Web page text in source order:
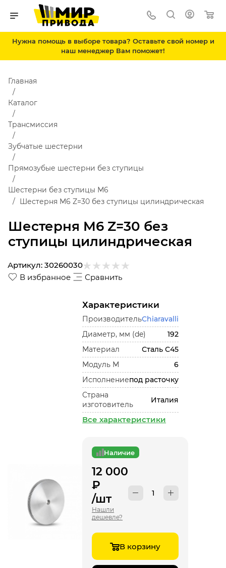
Нужна помощь в выборе товара? Оставьте свой номер и
наш менеджер Вам поможет!
Шестерня M6 Z=30 без
ступицы цилиндрическая
Главная
Каталог
Трансмиссия
Зубчатые шестерни
Прямозубые шестерни без ступицы
Шестерни без ступицы М6
Шестерня M6 Z=30 без ступицы цилиндрическая
В избранное Сравнить
Артикул: 30260030
Характеристики
ПроизводительChiaravalli
Диаметр, мм (de)
192
Материал
Сталь С45
Модуль М
6
Исполнениепод расточку
Страна
изготовитель
Италия
Все характеристики
Наличие
12 000
₽
/шт
Нашли
дешевле?
В корзину